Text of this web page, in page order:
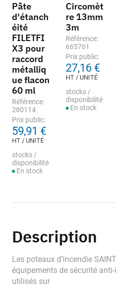
Pâte
d'étanch
éité
FILETFI
X3 pour
raccord
métalliq
ue flacon
60 ml
Référence:
280114
Prix public:
59,91 €
HT / UNITÉ
stocks /
disponibilité
En stock
Circomèt
re 13mm
3m
Référence:
665761
Prix public:
27,16 €
HT / UNITÉ
stocks /
disponibilité
En stock
Description
Les poteaux d’incendie
équipements de sécurité
utilisés sur